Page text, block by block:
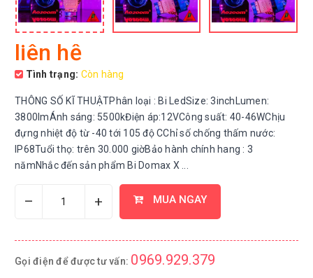
liên hệ
Tình trạng: Còn hàng
THÔNG SỐ KĨ THUẬTPhân loại : Bi LedSize: 3inchLumen:
3800lmÁnh sáng: 5500kĐiện áp:12VCông suất: 40-46WChịu
đựng nhiệt độ từ -40 tới 105 độ CChỉ số chống thấm nước:
IP68Tuổi thọ: trên 30.000 giờBảo hành chính hang : 3
nămNhắc đến sản phẩm Bi Domax X ...
– + MUA NGAY
Gọi điện để được tư vấn: 0969.929.379